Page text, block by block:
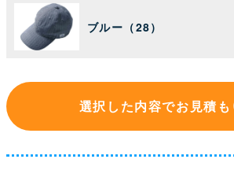
ブルー（28）
選択した内容でお見積も